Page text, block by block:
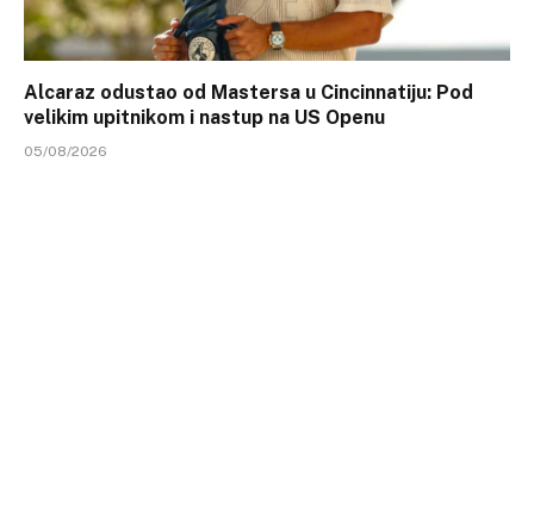
Alcaraz odustao od Mastersa u Cincinnatiju: Pod
velikim upitnikom i nastup na US Openu
05/08/2026